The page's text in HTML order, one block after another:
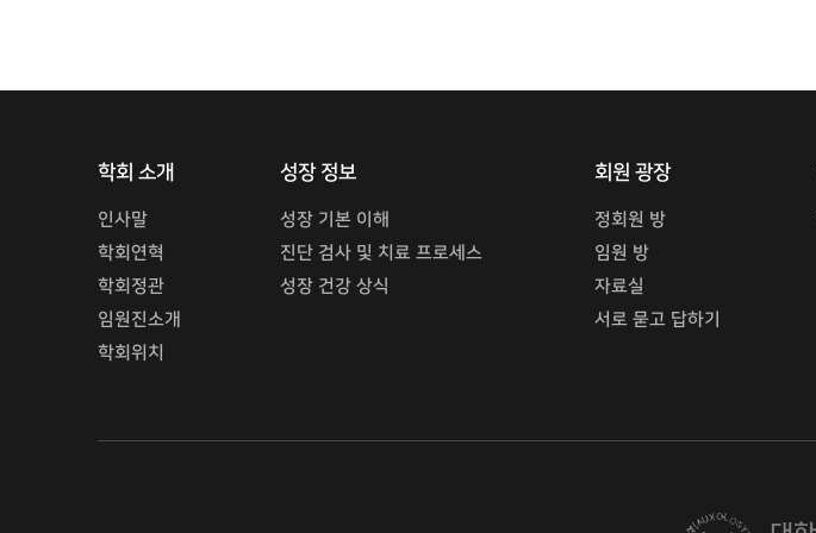
학회 소개
인사말
학회연혁
학회정관
임원진소개
학회위치
성장 정보
성장 기본 이해
진단 검사 및 치료 프로세스
성장 건강 상식
회원 광장
정회원 방
임원 방
자료실
서로 묻고 답하기